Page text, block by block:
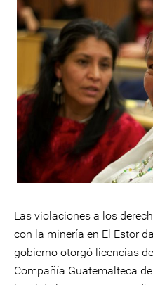
Las violaciones a los
con la minería en El Estor
gobierno otorgó licencias
Compañía Guatemalteca